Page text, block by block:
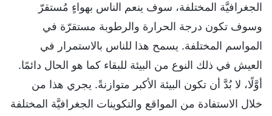
الجغرافيَّة المختلفة، سوف ينعم الناس بهواءٍ مُستقرّ
وسوف تكون درجة الحرارة والرطوبة مستقرّة في
المواسم المختلفة. يسمح هذا للناس بالاستمرار في
العيش في ذلك النوع من البيئة للبقاء كما هو الحال دائمًا.
أوَّلًا، لا بُدَّ أن تكون البيئة الأكبر متوازنةً. يجري هذا من
خلال الاستفادة من المواقع والتكوينات الجغرافيَّة المختلفة